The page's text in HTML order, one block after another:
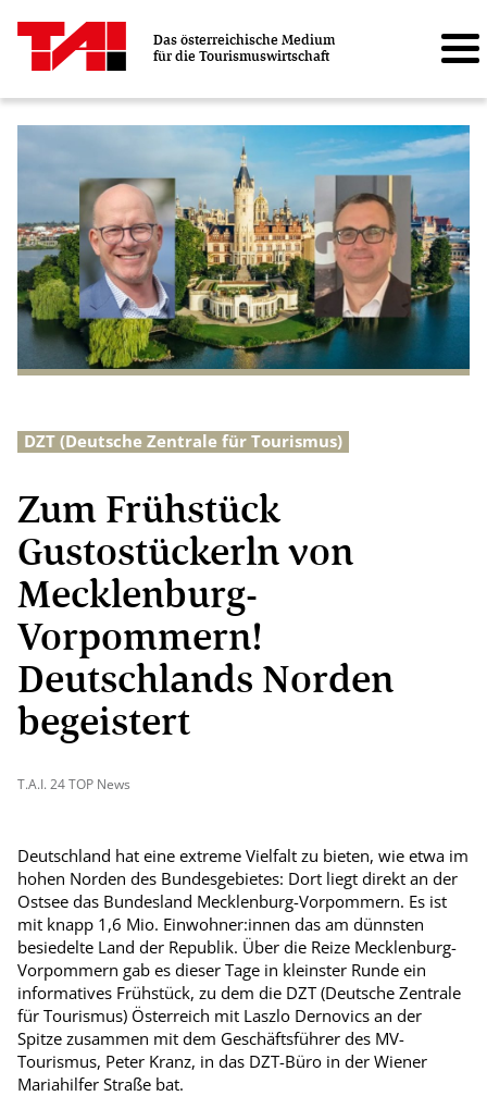
Das österreichische Medium
für die Tourismuswirtschaft
DZT (Deutsche Zentrale für Tourismus)
Zum Frühstück
Gustostückerln von
Mecklenburg-
Vorpommern!
Deutschlands Norden
begeistert
T.A.I. 24 TOP News
Deutschland hat eine extreme Vielfalt zu bieten, wie etwa im
hohen Norden des Bundesgebietes: Dort liegt direkt an der
Ostsee das Bundesland Mecklenburg-Vorpommern. Es ist
mit knapp 1,6 Mio. Einwohner:innen das am dünnsten
besiedelte Land der Republik. Über die Reize Mecklenburg-
Vorpommern gab es dieser Tage in kleinster Runde ein
informatives Frühstück, zu dem die DZT (Deutsche Zentrale
für Tourismus) Österreich mit Laszlo Dernovics an der
Spitze zusammen mit dem Geschäftsführer des MV-
Tourismus, Peter Kranz, in das DZT-Büro in der Wiener
Mariahilfer Straße bat.